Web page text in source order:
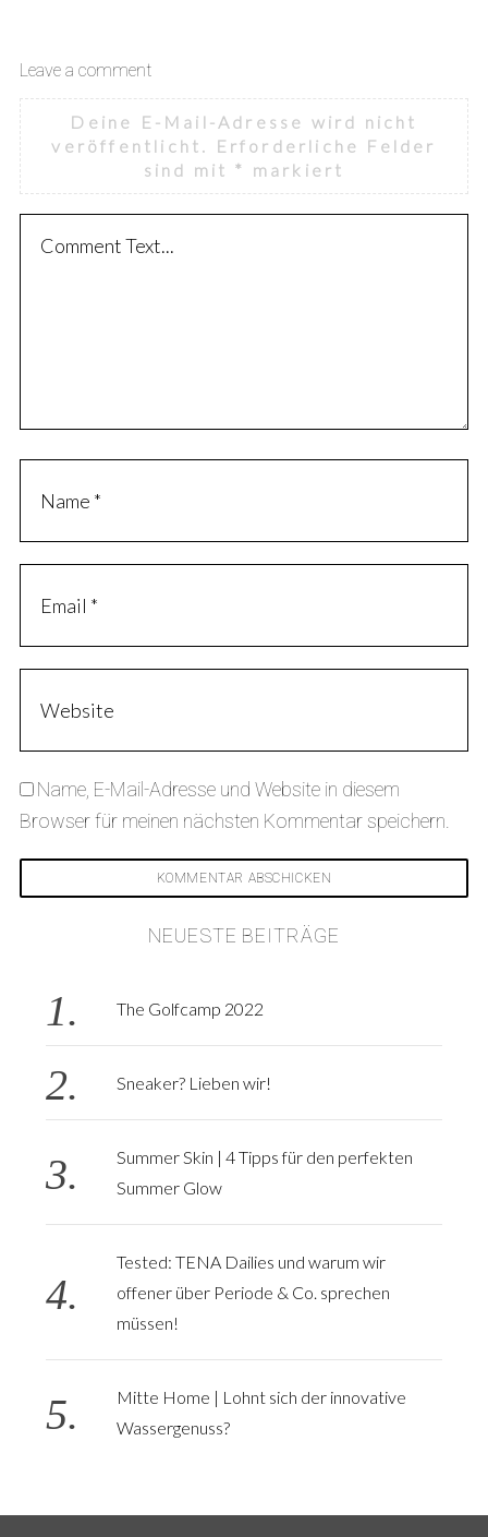
Leave a comment
Deine E-Mail-Adresse wird nicht
veröffentlicht.
Erforderliche Felder
sind mit * markiert
Name, E-Mail-Adresse und Website in diesem
Browser für meinen nächsten Kommentar speichern.
NEUESTE BEITRÄGE
The Golfcamp 2022
Sneaker? Lieben wir!
Summer Skin | 4 Tipps für den perfekten
Summer Glow
Tested: TENA Dailies und warum wir
offener über Periode & Co. sprechen
müssen!
Mitte Home | Lohnt sich der innovative
Wassergenuss?